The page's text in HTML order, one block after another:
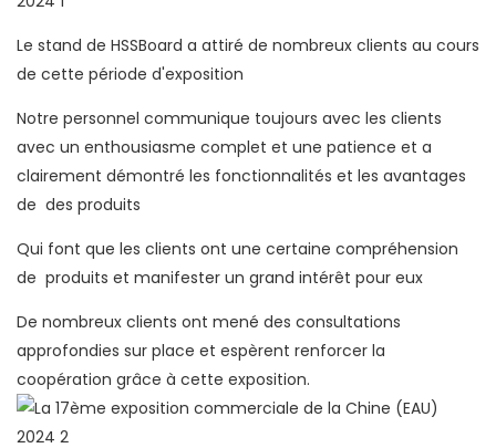
Le stand de HSSBoard a attiré de nombreux clients au cours
de cette période d'exposition
Notre personnel communique toujours avec les clients
avec un enthousiasme complet et une patience et a
clairement démontré les fonctionnalités et les avantages
de des produits
Qui font que les clients ont une certaine compréhension
de produits et manifester un grand intérêt pour eux
De nombreux clients ont mené des consultations
approfondies sur place et espèrent renforcer la
coopération grâce à cette exposition.